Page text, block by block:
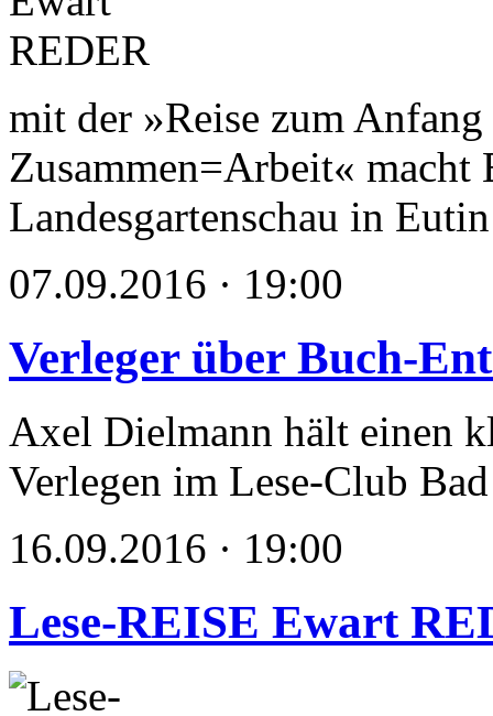
mit der »Reise zum
Zusammen=Arbeit« macht
Landesgartenschau in
07.09.2016 · 19:00
Verleger über Buch-
Axel Dielmann hält einen
Verlegen im Lese-Club
16.09.2016 · 19:00
Lese-REISE Ewart